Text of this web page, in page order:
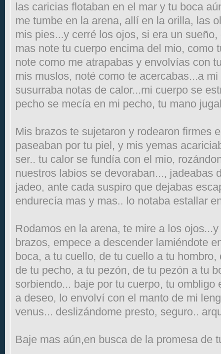
las caricias flotaban en el mar y tu boca
me tumbe en la arena, allí en la orilla, las
mis pies...y cerré los ojos, si era un
mas note tu cuerpo encima del mio, como
note como me atrapabas y envolvías con
mis muslos, noté como te acercabas...a
susurraba notas de calor...mi cuerpo se
pecho se mecía en mi pecho, tu mano
Mis brazos te sujetaron y rodearon firmes
paseaban por tu piel, y mis yemas
ser.. tu calor se fundía con el mio,
nuestros labios se devoraban..., jadeabas
jadeo, ante cada suspiro que dejabas
endurecía mas y mas.. lo notaba estallar
Rodamos en la arena, te mire a los
brazos, empece a descender lamiéndote
boca, a tu cuello, de tu cuello a tu
de tu pecho, a tu pezón, de tu pezón a tu
sorbiendo... baje por tu cuerpo, tu ombligo
a deseo, lo envolví con el manto de mi
venus... deslizándome presto, seguro..
Baje mas aún,en busca de la promesa de